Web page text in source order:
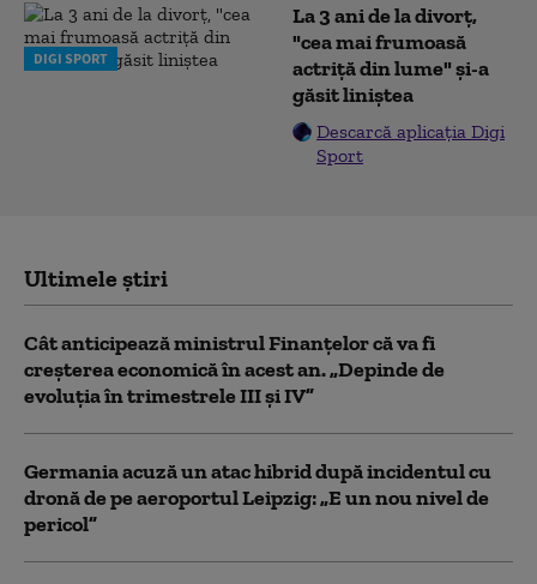
DIGI SPORT
La 3 ani de la divorț,
"cea mai frumoasă
actriță din lume" și-a
găsit liniștea
Descarcă aplicația Digi
Sport
Ultimele știri
Cât anticipează ministrul Finanțelor că va fi
creşterea economică în acest an. „Depinde de
evoluţia în trimestrele III şi IV”
Germania acuză un atac hibrid după incidentul cu
dronă de pe aeroportul Leipzig: „E un nou nivel de
pericol”